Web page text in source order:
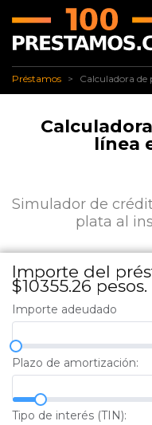
✅ Préstamos
Préstamos Calculadora de
Calculadora de
línea
Simulador de
plata al
Importe del
$10355.26 pesos.
Importe adeudado
Plazo de amortización:
Tipo de interés (TIN):